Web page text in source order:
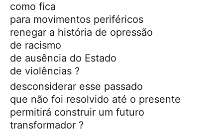
como fica
para movimentos periféricos
renegar a história de opressão
de racismo
de ausência do Estado
de violências ?
desconsiderar esse passado
que não foi resolvido até o presente
permitirá construir um futuro
transformador ?